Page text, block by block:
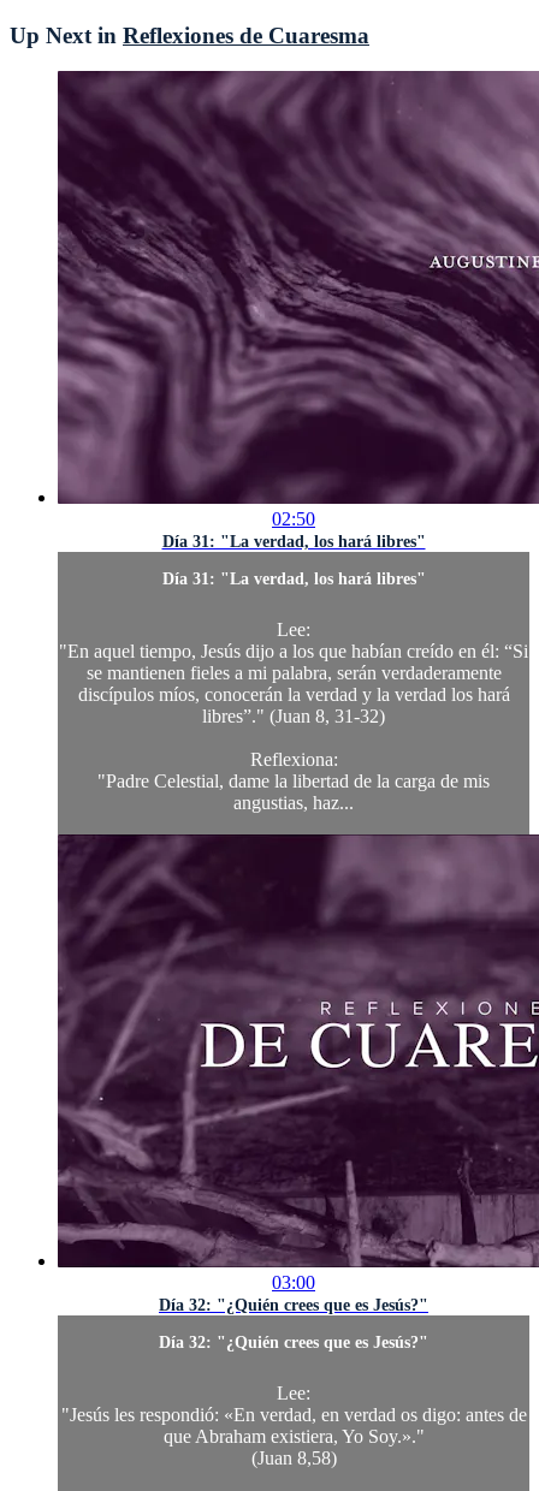
Up Next in Reflexiones de Cuaresma
02:50
Día 31: "La verdad, los hará libres"
Día 31: "La verdad, los hará libres"
Lee:
"En aquel tiempo, Jesús dijo a los que habían creído en él: “Si
se mantienen fieles a mi palabra, serán verdaderamente
discípulos míos, conocerán la verdad y la verdad los hará
libres”." (Juan 8, 31-32)
Reflexiona:
"Padre Celestial, dame la libertad de la carga de mis
angustias, haz...
03:00
Día 32: "¿Quién crees que es Jesús?"
Día 32: "¿Quién crees que es Jesús?"
Lee:
"Jesús les respondió: «En verdad, en verdad os digo: antes de
que Abraham existiera, Yo Soy.»."
(Juan 8,58)